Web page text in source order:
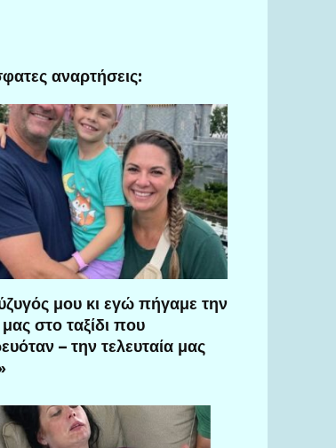
αναρτήσεις:
μου κι εγώ πήγαμε την
στο ταξίδι που
– την τελευταία μας